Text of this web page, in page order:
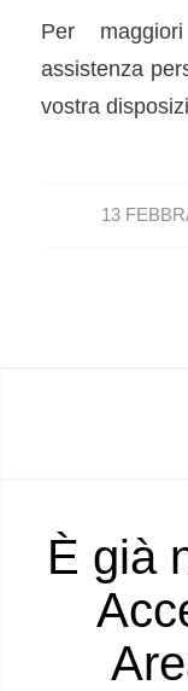
Per
assistenza
vostra
13
È già